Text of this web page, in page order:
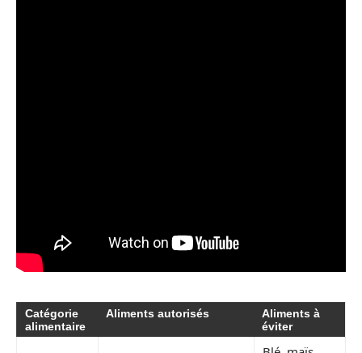
Catégorie
alimentaire
Aliments autorisés
Aliments à
éviter